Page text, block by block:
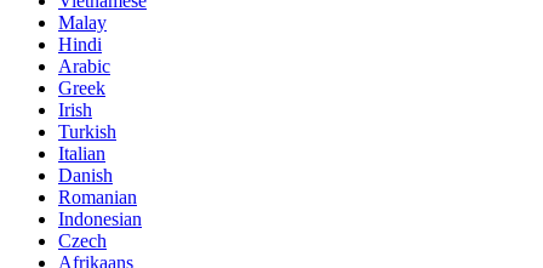
Malay
Hindi
Arabic
Greek
Irish
Turkish
Italian
Danish
Romanian
Indonesian
Czech
Afrikaans